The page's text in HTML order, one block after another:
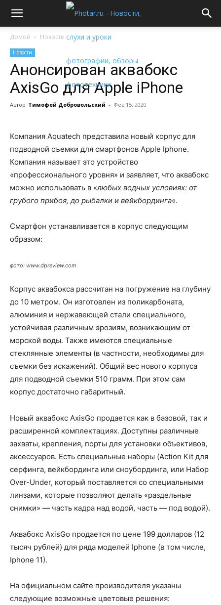
Домой Новости
Новости
Анонсирован аквабокс
AxisGo для Apple iPhone
Автор Тимофей Добровольский - Фев 15, 2020
Компания Aquatech представила новый корпус для
подводной съемки для смартфонов Apple Iphone.
Компания называет это устройство
«профессионального уровня» и заявляет, что аквабокс
можно использовать в «любых водных условиях: от
грубого прибоя, до рыбалки и вейкбординга«.
Смартфон устанавливается в корпус следующим
образом:
фото: www.dpreview.com
Корпус аквабокса рассчитан на погружение на глубину
до 10 метром. Он изготовлен из поликарбоната,
алюминия и нержавеющей стали специального,
устойчивая различным эрозиям, возникающим от
морской воды. Также имеются специальные
стеклянные элементы (в частности, необходимы для
съемки без искажений). Общий вес нового корпуса
для подводной съемки 510 грамм. При этом сам
корпус достаточно габаритный.
Новый аквабокс AxisGo продается как в базовой, так и
расширенной комплектациях. Доступны различные
захваты, крепления, порты для установки объективов,
аксессуаров. Есть специальные наборы (Action Kit для
серфинга, вейкбординга или сноубординга, или Набор
Over-Under, который поставляется со специальными
линзами, которые позволяют делать «раздельные
снимки» — часть кадра над водой, часть — под водой).
Аквабокс AxisGo продается по цене 199 долларов (12
тысяч рублей) для ряда моделей Iphone (в том числе,
Iphone 11).
На официальном сайте производителя указаны
следующие возможные цветовые решения: